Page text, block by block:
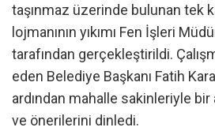
taşınmaz üzerinde bulunan tek
lojmanının yıkımı Fen İşleri
tarafından gerçekleştirildi.
eden Belediye Başkanı Fatih
ardından mahalle sakinleriyle
ve önerilerini dinledi.